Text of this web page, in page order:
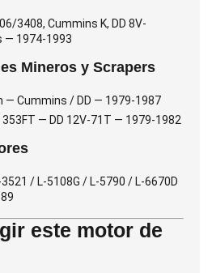
3408, Cummins K, DD 8V-
— 1974-1993
Mineros y Scrapers
— Cummins / DD — 1979-1987
— DD 12V-71T — 1979-1982
/ L-5108G / L-5790 / L-6670D
este motor de